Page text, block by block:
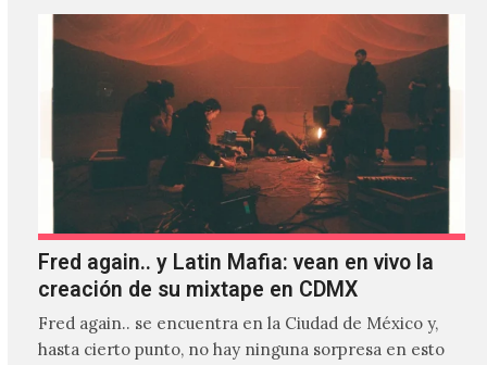
Fred again.. y Latin Mafia: vean en vivo la
creación de su mixtape en CDMX
Fred again.. se encuentra en la Ciudad de México y,
hasta cierto punto, no hay ninguna sorpresa en esto